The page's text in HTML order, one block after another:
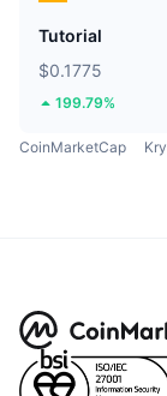
Tutorial
$0.1775
199.79%
CoinMarketCap